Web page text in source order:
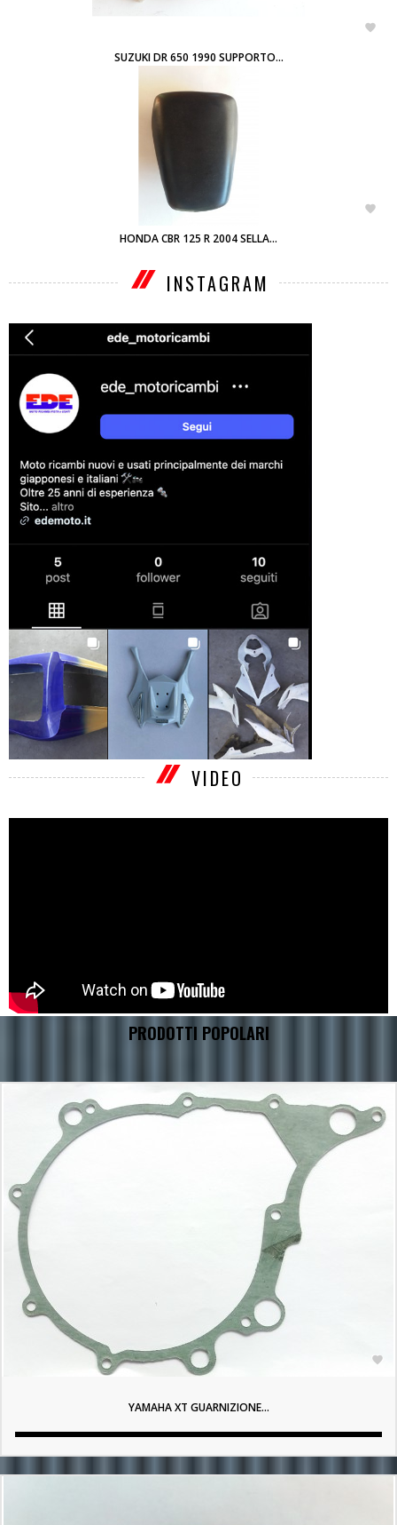

SUZUKI DR 650 1990 SUPPORTO...

HONDA CBR 125 R 2004 SELLA...
INSTAGRAM
VIDEO
PRODOTTI POPOLARI

YAMAHA XT GUARNIZIONE...